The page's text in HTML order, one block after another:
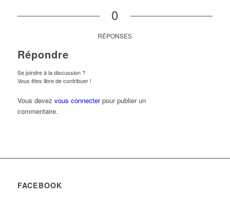
0
RÉPONSES
Répondre
Se joindre à la discussion ?
Vous êtes libre de contribuer !
Vous devez vous connecterpour publier un
commentaire.
FACEBOOK